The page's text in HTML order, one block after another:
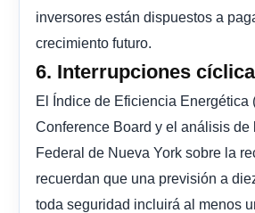
inversores están dispuestos a
crecimiento futuro.
6. Interrupciones
El Índice de Eficiencia Energética
Conference Board y el análisis de
Federal de Nueva York sobre la
recuerdan que una previsión a
toda seguridad incluirá al menos